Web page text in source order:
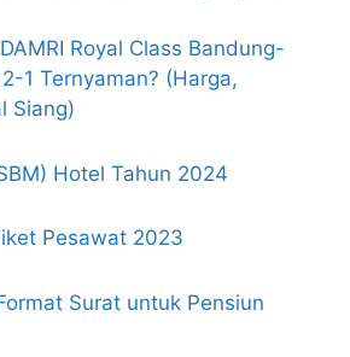
Royal Class Bandung-
1 Ternyaman? (Harga,
Siang)
Hotel Tahun 2024
Pesawat 2023
Surat untuk Pensiun